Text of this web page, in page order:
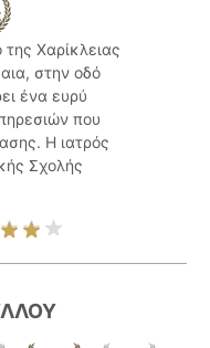
της Χαρίκλειας
στην οδό
ένα ευρύ
που
Η ιατρός
Σχολής